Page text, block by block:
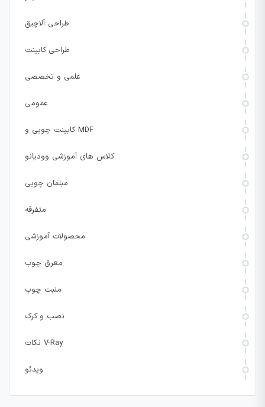
طراحی آلاچیق
طراحی کابینت
علمی و تخصصی
عمومی
کابینت چوبی و MDF
کلاس های آموزشی وودیانو
مبلمان چوبی
متفرقه
محصولات آموزشی
معرق چوب
منبت چوب
نصب و کرک
نکات V-Ray
ویدئو